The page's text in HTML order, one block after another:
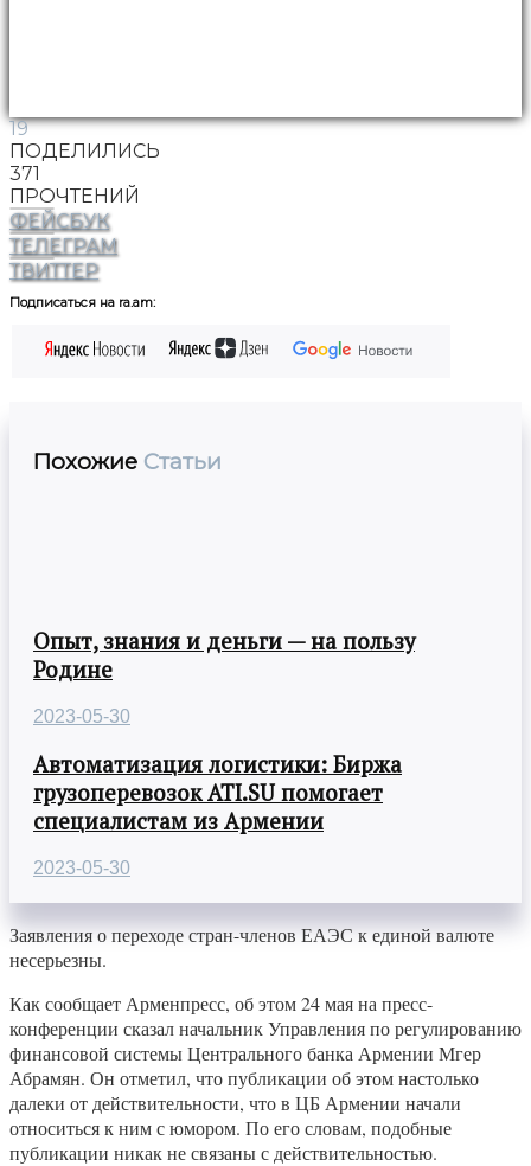
19
ПОДЕЛИЛИСЬ
371
ПРОЧТЕНИЙ
ФЕЙСБУК
ТЕЛЕГРАМ
ТВИТТЕР
Подписаться на ra.am:
Похожие Статьи
Опыт, знания и деньги — на пользу
Родине
2023-05-30
Автоматизация логистики: Биржа
грузоперевозок ATI.SU помогает
специалистам из Армении
2023-05-30
Заявления о переходе стран-членов ЕАЭС к единой валюте
несерьезны.
Как сообщает Арменпресс, об этом 24 мая на пресс-
конференции сказал начальник Управления по регулированию
финансовой системы Центрального банка Армении Мгер
Абрамян. Он отметил, что публикации об этом настолько
далеки от действительности, что в ЦБ Армении начали
относиться к ним с юмором. По его словам, подобные
публикации никак не связаны с действительностью.